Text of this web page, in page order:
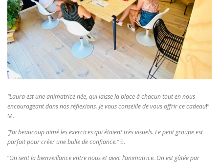
“Laura est une animatrice née, qui laisse la place à chacun tout en nous
encourageant dans nos réflexions. Je vous conseille de vous offrir ce cadeau!”
M.
“J’ai beaucoup aimé les exercices qui étaient très visuels. Le petit groupe est
parfait pour créer une bulle de confiance.”E.
“On sent la bienveillance entre nous et avec l’animatrice. On est gâtée par